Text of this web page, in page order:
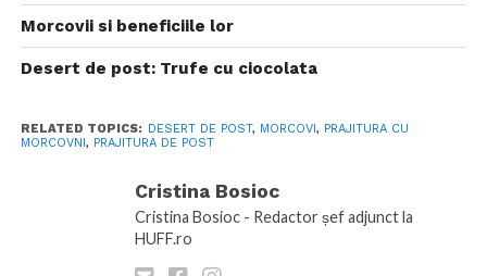
Morcovii si beneficiile lor
Desert de post: Trufe cu ciocolata
RELATED TOPICS: DESERT DE POST, MORCOVI , PRAJITURA CU
MORCOVNI , PRAJITURA DE POST
Cristina Bosioc
Cristina Bosioc - Redactor șef adjunct la
HUFF.ro